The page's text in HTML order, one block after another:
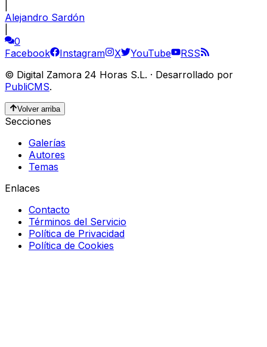
Alejandro Sardón
0
Facebook
Instagram X YouTube
RSS
© Digital Zamora 24 Horas S.L. · Desarrollado por
PubliCMS.
Volver arriba
Secciones
Galerías
Autores
Temas
Enlaces
Contacto
Términos del Servicio
Política de Privacidad
Política de Cookies